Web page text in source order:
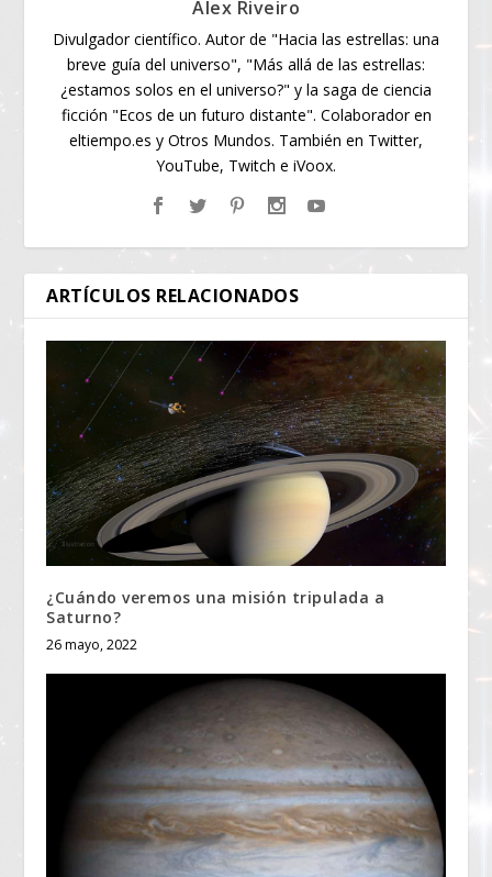
Alex Riveiro
Divulgador científico. Autor de "Hacia las estrellas: una
breve guía del universo", "Más allá de las estrellas:
¿estamos solos en el universo?" y la saga de ciencia
ficción "Ecos de un futuro distante". Colaborador en
eltiempo.es y Otros Mundos. También en Twitter,
YouTube, Twitch e iVoox.
ARTÍCULOS RELACIONADOS
¿Cuándo veremos una misión tripulada a
Saturno?
26 mayo, 2022